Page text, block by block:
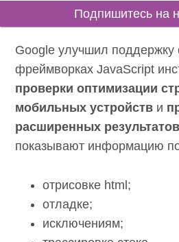
Подпишитесь на
Google улучшил поддержку
фреймворках JavaScript
проверки оптимизации
мобильных устройств и
расширенных результатов
показывают информацию
отрисовке html;
отладке;
исключениям;